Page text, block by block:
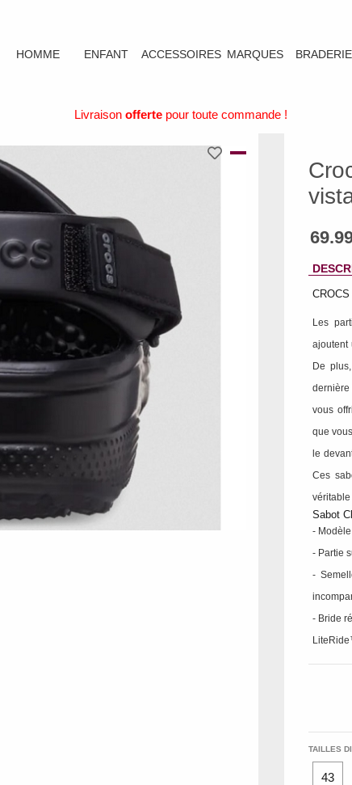
HOMME ENFANT ACCESSOIRES MARQUES BRADERIE
Livraison offerte pour toute commande !
CROCS
Les
ajoutent
De
dernière
vous
que
le
Ces
Sabot
-
- Partie
-
- Bride
TAILLES
43